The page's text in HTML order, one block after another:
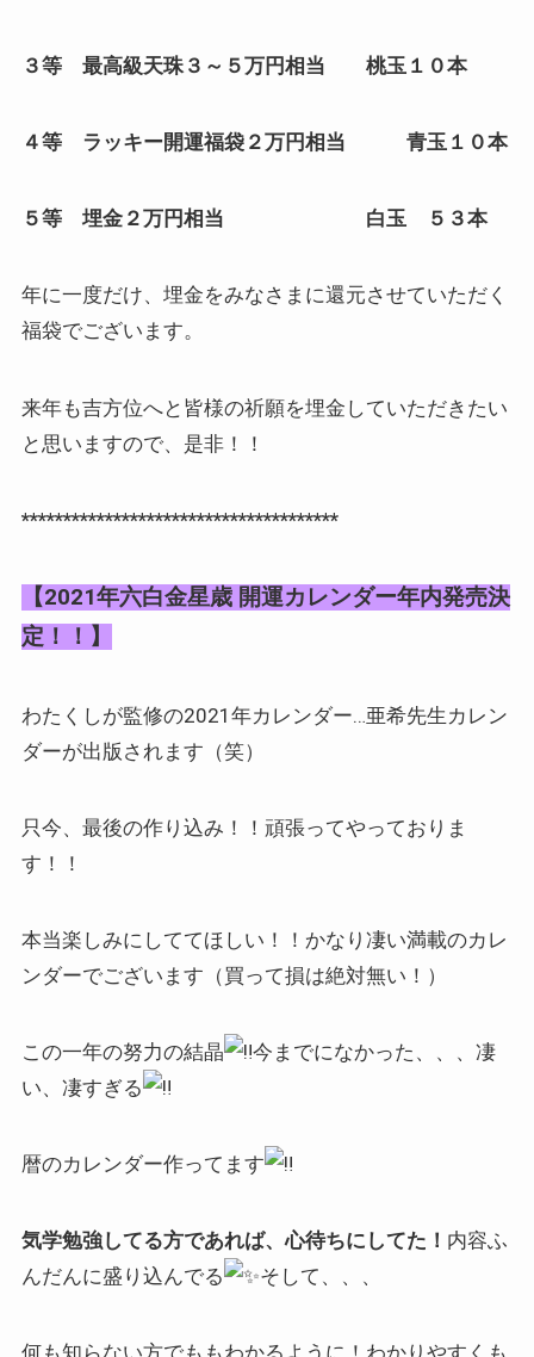
３等 最高級天珠３～５万円相当 桃玉１０本
４等 ラッキー開運福袋２万円相当 青玉１０本
５等 埋金２万円相当 白玉 ５３本
年に一度だけ、埋金をみなさまに還元させていただく
福袋でございます。
来年も吉方位へと皆様の祈願を埋金していただきたい
と思いますので、是非！！
**************************************
【2021年六白金星歳 開運カレンダー年内発売決
定！！】
わたくしが監修の2021年カレンダー…亜希先生カレン
ダーが出版されます（笑）
只今、最後の作り込み！！頑張ってやっておりま
す！！
本当楽しみにしててほしい！！かなり凄い満載のカレ
ンダーでございます（買って損は絶対無い！）
この一年の努力の結晶
今までになかった、、、凄
い、凄すぎる
暦のカレンダー作ってます
気学勉強してる方であれば、心待ちにしてた！ 内容ふ
んだんに盛り込んでる
そして、、、
何も知らない方でももわかるように！わかりやすくも